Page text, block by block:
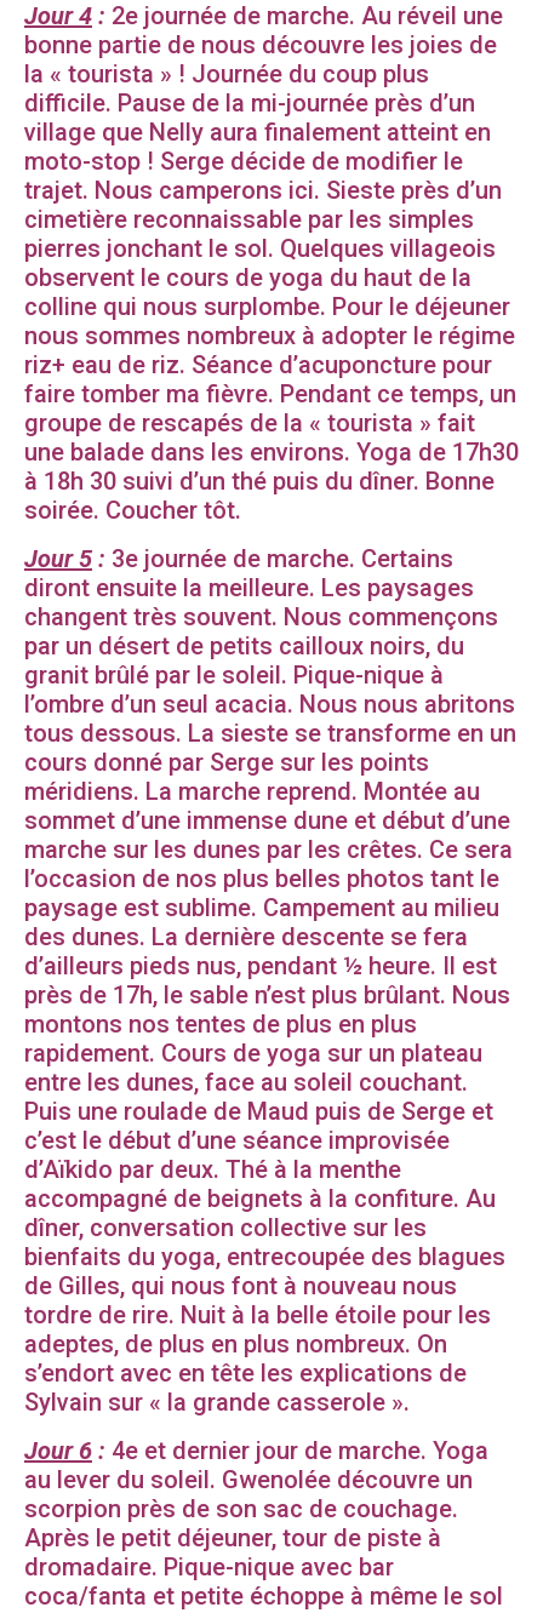
Jour 4 : 2e journée de marche. Au réveil une
bonne partie de nous découvre les joies de
la « tourista » ! Journée du coup plus
difficile. Pause de la mi-journée près d’un
village que Nelly aura finalement atteint en
moto-stop ! Serge décide de modifier le
trajet. Nous camperons ici. Sieste près d’un
cimetière reconnaissable par les simples
pierres jonchant le sol. Quelques villageois
observent le cours de yoga du haut de la
colline qui nous surplombe. Pour le déjeuner
nous sommes nombreux à adopter le régime
riz+ eau de riz. Séance d’acuponcture pour
faire tomber ma fièvre. Pendant ce temps, un
groupe de rescapés de la « tourista » fait
une balade dans les environs. Yoga de 17h30
à 18h 30 suivi d’un thé puis du dîner. Bonne
soirée. Coucher tôt.
Jour 5 : 3e journée de marche. Certains
diront ensuite la meilleure. Les paysages
changent très souvent. Nous commençons
par un désert de petits cailloux noirs, du
granit brûlé par le soleil. Pique-nique à
l’ombre d’un seul acacia. Nous nous abritons
tous dessous. La sieste se transforme en un
cours donné par Serge sur les points
méridiens. La marche reprend. Montée au
sommet d’une immense dune et début d’une
marche sur les dunes par les crêtes. Ce sera
l’occasion de nos plus belles photos tant le
paysage est sublime. Campement au milieu
des dunes. La dernière descente se fera
d’ailleurs pieds nus, pendant ½ heure. Il est
près de 17h, le sable n’est plus brûlant. Nous
montons nos tentes de plus en plus
rapidement. Cours de yoga sur un plateau
entre les dunes, face au soleil couchant.
Puis une roulade de Maud puis de Serge et
c’est le début d’une séance improvisée
d’Aïkido par deux. Thé à la menthe
accompagné de beignets à la confiture. Au
dîner, conversation collective sur les
bienfaits du yoga, entrecoupée des blagues
de Gilles, qui nous font à nouveau nous
tordre de rire. Nuit à la belle étoile pour les
adeptes, de plus en plus nombreux. On
s’endort avec en tête les explications de
Sylvain sur « la grande casserole ».
Jour 6 : 4e et dernier jour de marche. Yoga
au lever du soleil. Gwenolée découvre un
scorpion près de son sac de couchage.
Après le petit déjeuner, tour de piste à
dromadaire. Pique-nique avec bar
coca/fanta et petite échoppe à même le sol